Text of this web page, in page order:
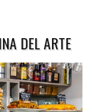
DEL ARTE